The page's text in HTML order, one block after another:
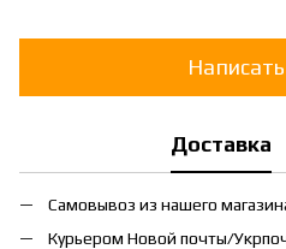
Доставка
Самовывоз из нашего
Курьером Новой почты/